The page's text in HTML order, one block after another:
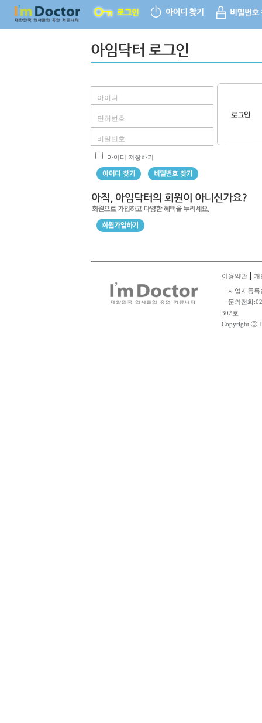
아이디 저장하기
이용약관 | 개
ㆍ사업자등
ㆍ문의전화
302호
Copyright ⓒ